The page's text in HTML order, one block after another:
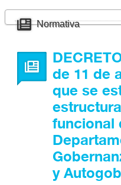
Normativa
de 11 de
que se
funcional
y